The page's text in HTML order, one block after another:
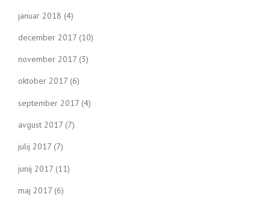
januar 2018 (4)
december 2017 (10)
november 2017 (3)
oktober 2017 (6)
september 2017 (4)
avgust 2017 (7)
julij 2017 (7)
junij 2017 (11)
maj 2017 (6)